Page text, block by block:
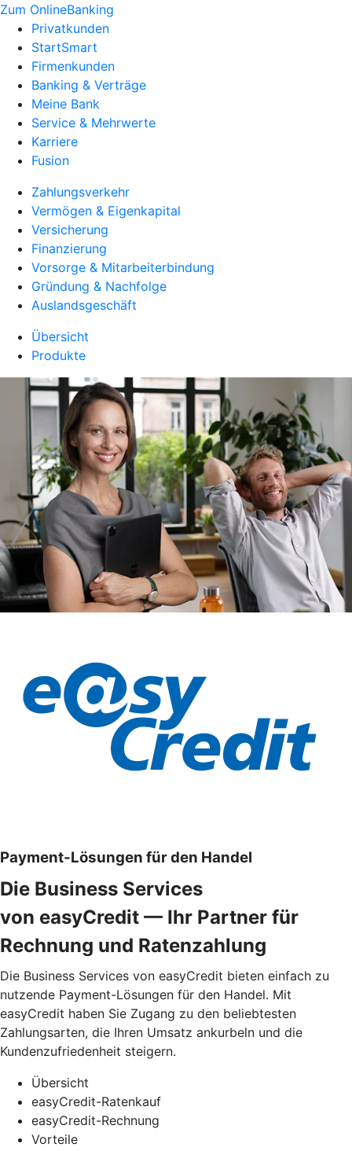
Zum OnlineBanking
Privatkunden
StartSmart
Firmenkunden
Banking & Verträge
Meine Bank
Service & Mehrwerte
Karriere
Fusion
Zahlungsverkehr
Vermögen & Eigenkapital
Versicherung
Finanzierung
Vorsorge & Mitarbeiterbindung
Gründung & Nachfolge
Auslandsgeschäft
Übersicht
Produkte
Payment-Lösungen für den Handel
Die Business Services
von easyCredit — Ihr Partner für
Rechnung und Ratenzahlung
Die Business Services von easyCredit bieten einfach zu
nutzende Payment-Lösungen für den Handel. Mit
easyCredit haben Sie Zugang zu den beliebtesten
Zahlungsarten, die Ihren Umsatz ankurbeln und die
Kundenzufriedenheit steigern.
Übersicht
easyCredit-Ratenkauf
easyCredit-Rechnung
Vorteile